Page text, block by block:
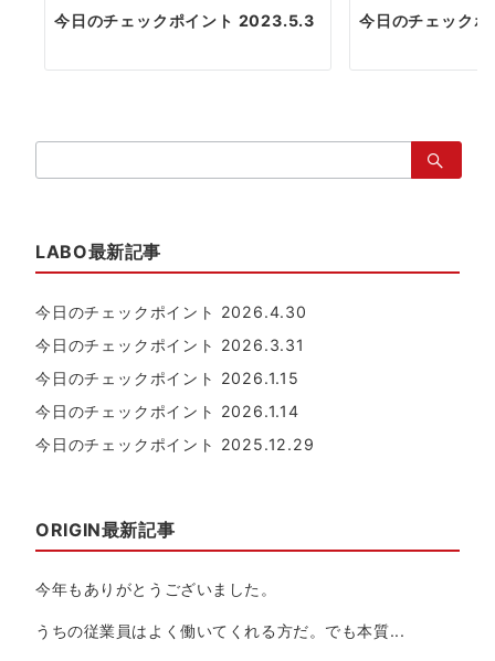
今日のチェックポイント 2023.5.3 今日のチェック
索：
LABO最新記事
今日のチェックポイント 2026.4.30
今日のチェックポイント 2026.3.31
今日のチェックポイント 2026.1.15
今日のチェックポイント 2026.1.14
今日のチェックポイント 2025.12.29
ORIGIN最新記事
今年もありがとうございました。
うちの従業員はよく働いてくれる方だ。でも本質...